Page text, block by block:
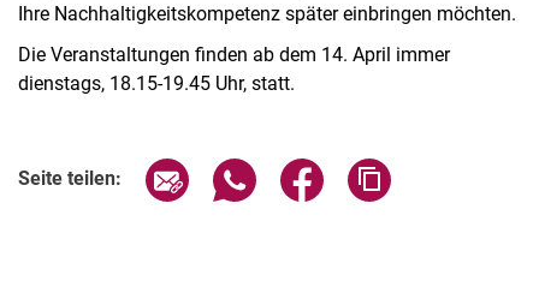
Ihre Nachhaltigkeitskompetenz später einbringen möchten.
Die Veranstaltungen finden ab dem 14. April immer
dienstags, 18.15-19.45 Uhr, statt.
Seite teilen: Seite über E-Mail teilen
Seite über WhatsApp teilen
Seite über Facebook